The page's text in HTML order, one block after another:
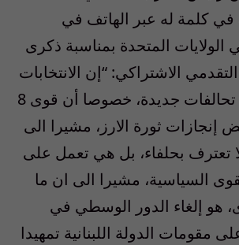
في كلمة له عبر الهاتف في
المتحدة بمناسبة ذكرى
الاشتراكي: “إن الانتخابات
المقبلة ستشهد تحالفات جديدة، خصوصا أن قوى 8
إنجازات ثورة الارز، مشيرا الى
آذار لا تعترف بحلفاء، بل هي تعمل على
السياسية، مشيرا الى ان ما
هو إلغاء الدور الوسطي في
مقومات الدولة اللبنانية تمهيدا